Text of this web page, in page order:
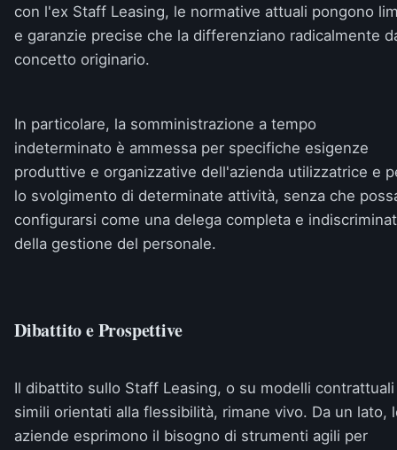
con l'ex Staff Leasing, le normative attuali pongono
e garanzie precise che la differenziano radicalmente
concetto originario.
In particolare, la somministrazione a tempo
indeterminato è ammessa per specifiche esigenze
produttive e organizzative dell'azienda utilizzatrice e
lo svolgimento di determinate attività, senza che
configurarsi come una delega completa e
della gestione del personale.
Dibattito e Prospettive
Il dibattito sullo Staff Leasing, o su modelli contrattuali
simili orientati alla flessibilità, rimane vivo. Da un lato,
aziende esprimono il bisogno di strumenti agili per